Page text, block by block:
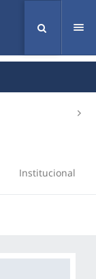
Institucional